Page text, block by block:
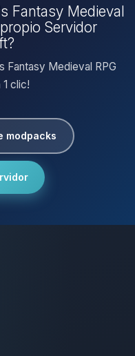
Fantasy Medieval
Servidor
Fantasy Medieval RPG
clic!
modpacks